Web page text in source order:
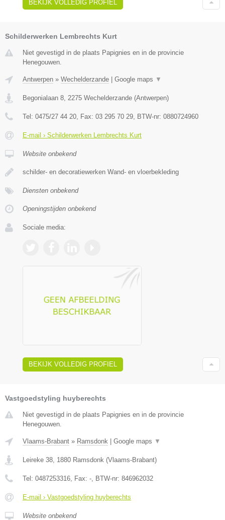
BEKIJK VOLLEDIG PROFIEL
Schilderwerken Lembrechts Kurt
Niet gevestigd in de plaats Papignies en in de provincie
Henegouwen.
Antwerpen » Wechelderzande | Google maps ▼
Begonialaan 8 2275 Wechelderzande (Antwerpen)
Tel: 0475/27 44 20 , Fax: 03 295 70 29 , BTW-nr: 0880724960
E-mail › Schilderwerken Lembrechts Kurt
Website onbekend
schilder- en decoratiewerken Wand- en vloerbekleding
Diensten onbekend
Openingstijden onbekend
Sociale media:
BEKIJK VOLLEDIG PROFIEL
Vastgoedstyling huyberechts
Niet gevestigd in de plaats Papignies en in de provincie
Henegouwen.
Vlaams-Brabant » Ramsdonk Google maps ▼
Leireke 38, 1880 Ramsdonk (Vlaams-Brabant)
Tel: 0487253316, Fax: -, BTW-nr: 846962032
E-mail › Vastgoedstyling huyberechts
Website onbekend